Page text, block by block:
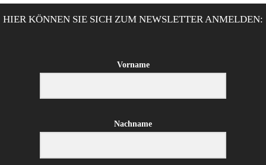
HIER KÖNNEN SIE SICH ZUM NEWSLETTER ANMELDEN:
Vorname
Nachname